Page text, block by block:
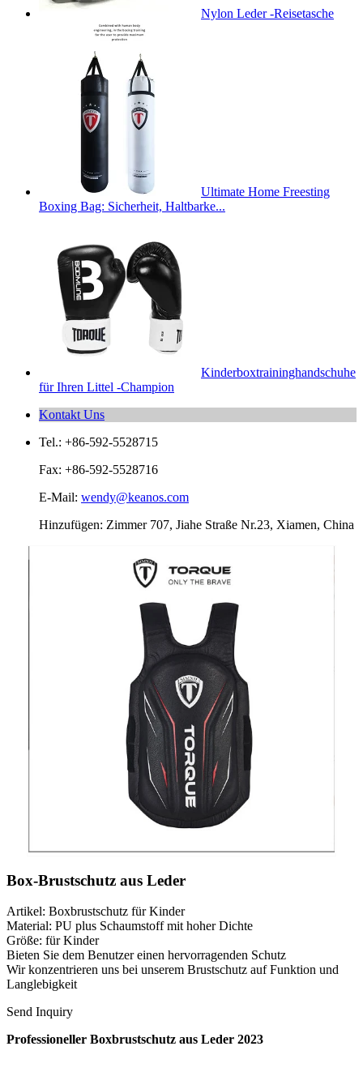
Nylon Leder -Reisetasche
Ultimate Home Freesting
Boxing Bag: Sicherheit, Haltbarke...
Kinderboxtraininghandschuhe
für Ihren Littel -Champion
Kontakt Uns
Tel.: +86-592-5528715
Fax: +86-592-5528716
E-Mail: wendy@keanos.com
Hinzufügen: Zimmer 707, Jiahe Straße Nr.23, Xiamen, China
Box-Brustschutz aus Leder
Artikel: Boxbrustschutz für Kinder
Material: PU plus Schaumstoff mit hoher Dichte
Größe: für Kinder
Bieten Sie dem Benutzer einen hervorragenden Schutz
Wir konzentrieren uns bei unserem Brustschutz auf Funktion und
Langlebigkeit
Send Inquiry
Professioneller Boxbrustschutz aus Leder 2023